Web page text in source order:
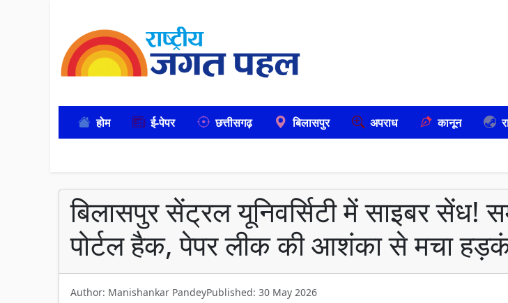
होम ई-पेपर छत्तीसगढ़ बिलासपुर अपराध कानून
बिलासपुर सेंट्रल यूनिवर्सिटी में साइबर सेंध!
पोर्टल हैक, पेपर लीक की आशंका से मचा
Author: Manishankar PandeyPublished: 30 May 2026